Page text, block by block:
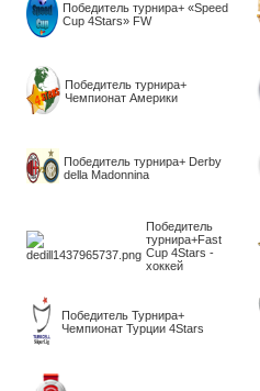
Победитель турнира+ «Speed
Cup 4Stars» FW
Победитель турнира+
Чемпионат Америки
Победитель турнира+ Derby
della Madonnina
Победитель
турнира+Fast
Cup 4Stars -
хоккей
Победитель Турнира+
Чемпионат Турции 4Stars